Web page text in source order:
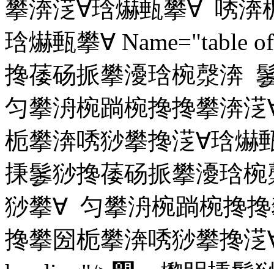
攀渀㴀∀琀爀甀攀∀ 唀渀
琀爀甀攀∀ Name="table
搀䔀砀挀攀瀀琀椀漀渀
匀攀洀椀䠀椀搀搀攀渀
栀攀渀唀猀攀搀㴀∀琀
㨀䰀猀搀䔀砀挀攀瀀琀
猀攀∀ 匀攀洀椀䠀椀搀
搀攀圀栀攀渀唀猀攀搀